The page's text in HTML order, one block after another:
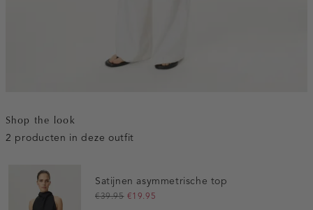
Shop the look
2 producten in deze outfit
Satijnen asymmetrische top
€39.95 €19.95